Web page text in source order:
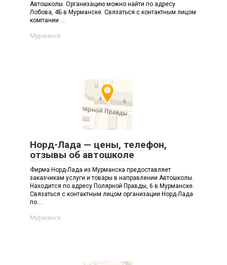
Автошколы. Организацию можно найти по адресу
Лобова, 4Б в Мурманске. Связаться с контактным лицом
компании ...
Мурманск
Норд-Лада — цены, телефон,
отзывы об автошколе
Фирма Норд-Лада из Мурманска предоставляет
заказчикам услуги и товары в направлении Автошколы.
Находится по адресу Полярной Правды, 6 в Мурманске.
Связаться с контактным лицом организации Норд-Лада
по ...
Мурманск